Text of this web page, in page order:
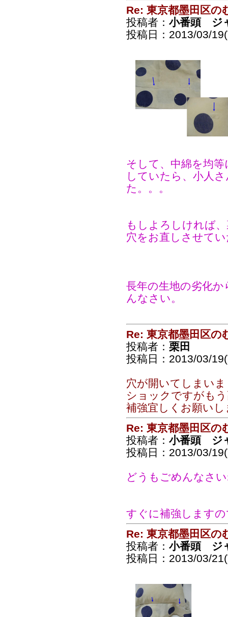
Re: 東京都墨田区の
投稿者： 小番頭 ジ
投稿日：2013/03/
そして、中綿を均
していたら、小人
た。。。
もしよろしければ
穴をお直しさせて
長年の生地の劣化
んなさい。
Re: 東京都墨田区の
投稿者： 栗田
投稿日：2013/03/
穴が開いてしまい
ショックですがも
補強宜しくお願いし
Re: 東京都墨田区の
投稿者： 小番頭 ジ
投稿日：2013/03/
どうもごめんなさ
すぐに補強します
Re: 東京都墨田区の
投稿者： 小番頭 ジ
投稿日：2013/03/